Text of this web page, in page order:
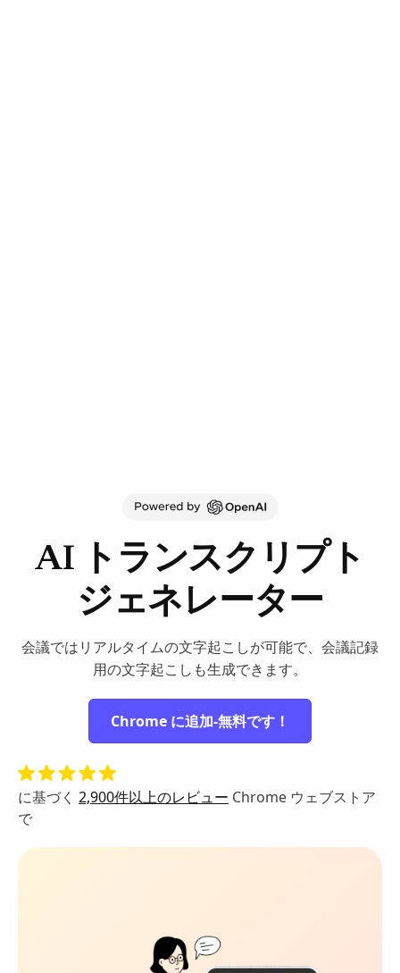
AI トランスクリプト
ジェネレーター
会議ではリアルタイムの文字起こしが可能で、会議記録
用の文字起こしも生成できます。
Chrome に追加-無料です！
に基づく 2,900件以上のレビュー Chrome ウェブストア
で